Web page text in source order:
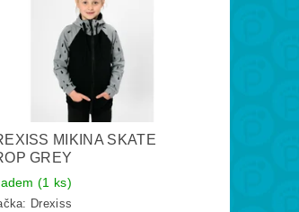
MIKINA SKATE
GREY
(1 ks)
Drexiss